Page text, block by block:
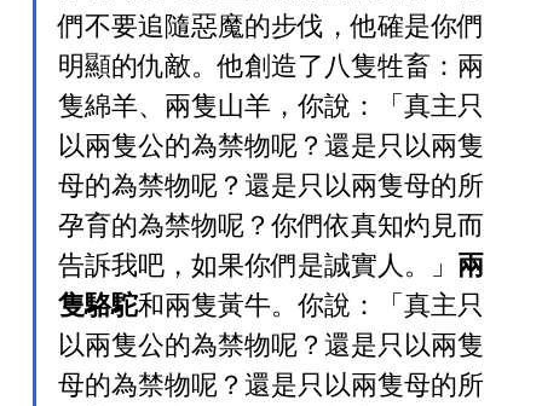
們不要追隨惡魔的步伐，他確是你們
明顯的仇敵。他創造了八隻牲畜：兩
隻綿羊、兩隻山羊，你說：「真主只
以兩隻公的為禁物呢？還是只以兩隻
母的為禁物呢？還是只以兩隻母的所
孕育的為禁物呢？你們依真知灼見而
告訴我吧，如果你們是誠實人。」 兩
隻駱駝和兩隻黃牛。你說：「真主只
以兩隻公的為禁物呢？還是只以兩隻
母的為禁物呢？還是只以兩隻母的所